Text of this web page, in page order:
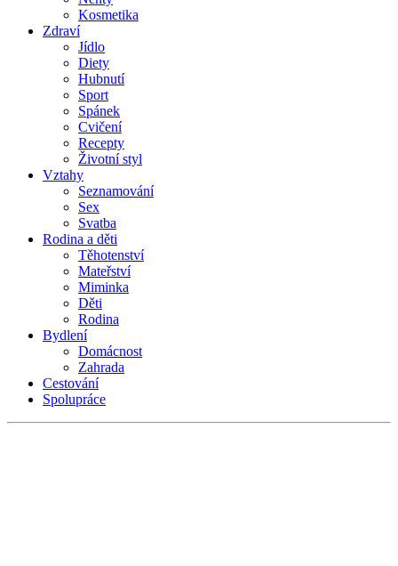
Kosmetika
Zdraví
Jídlo
Diety
Hubnutí
Sport
Spánek
Cvičení
Recepty
Životní styl
Vztahy
Seznamování
Sex
Svatba
Rodina a děti
Těhotenství
Mateřství
Miminka
Děti
Rodina
Bydlení
Domácnost
Zahrada
Cestování
Spolupráce